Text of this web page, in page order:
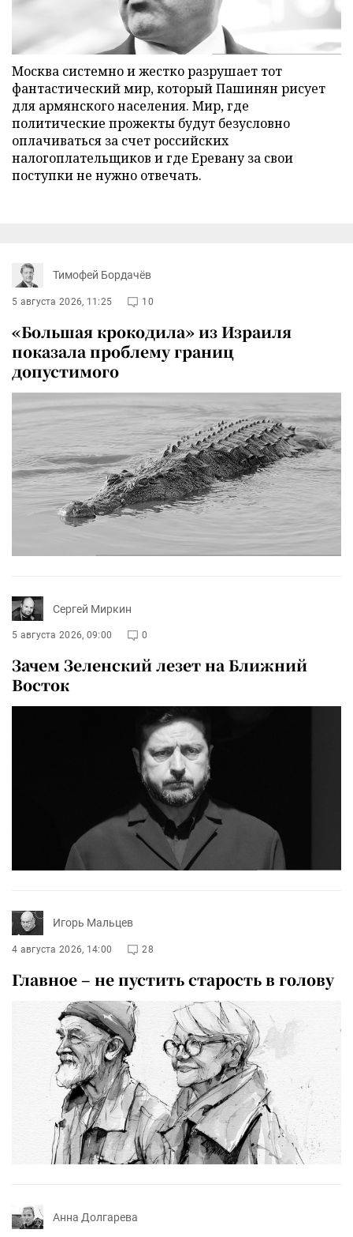
Москва системно и жестко разрушает тот
фантастический мир, который Пашинян рисует
для армянского населения. Мир, где
политические прожекты будут безусловно
оплачиваться за счет российских
налогоплательщиков и где Еревану за свои
поступки не нужно отвечать.
Тимофей Бордачёв
5 августа 2026, 11:25 10
«Большая крокодила» из Израиля
показала проблему границ
допустимого
Сергей Миркин
5 августа 2026, 09:00 0
Зачем Зеленский лезет на Ближний
Восток
Игорь Мальцев
4 августа 2026, 14:00 28
Главное – не пустить старость в голову
Анна Долгарева